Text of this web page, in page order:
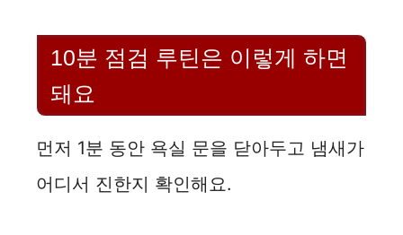
10분 점검 루틴은 이렇게 하면
돼요
먼저 1분 동안 욕실 문을 닫아두고 냄새가
어디서 진한지 확인해요.